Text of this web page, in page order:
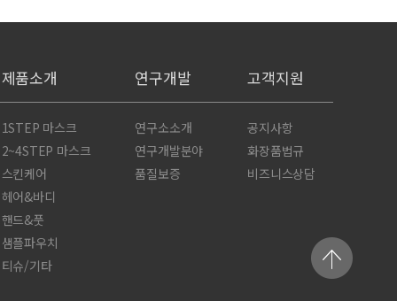
제품소개
1STEP 마스크
2~4STEP 마스크
스킨케어
헤어&바디
핸드&풋
샘플파우치
티슈/기타
연구개발
연구소소개
연구개발분야
품질보증
고객지원
공지사항
화장품법규
비즈니스상담